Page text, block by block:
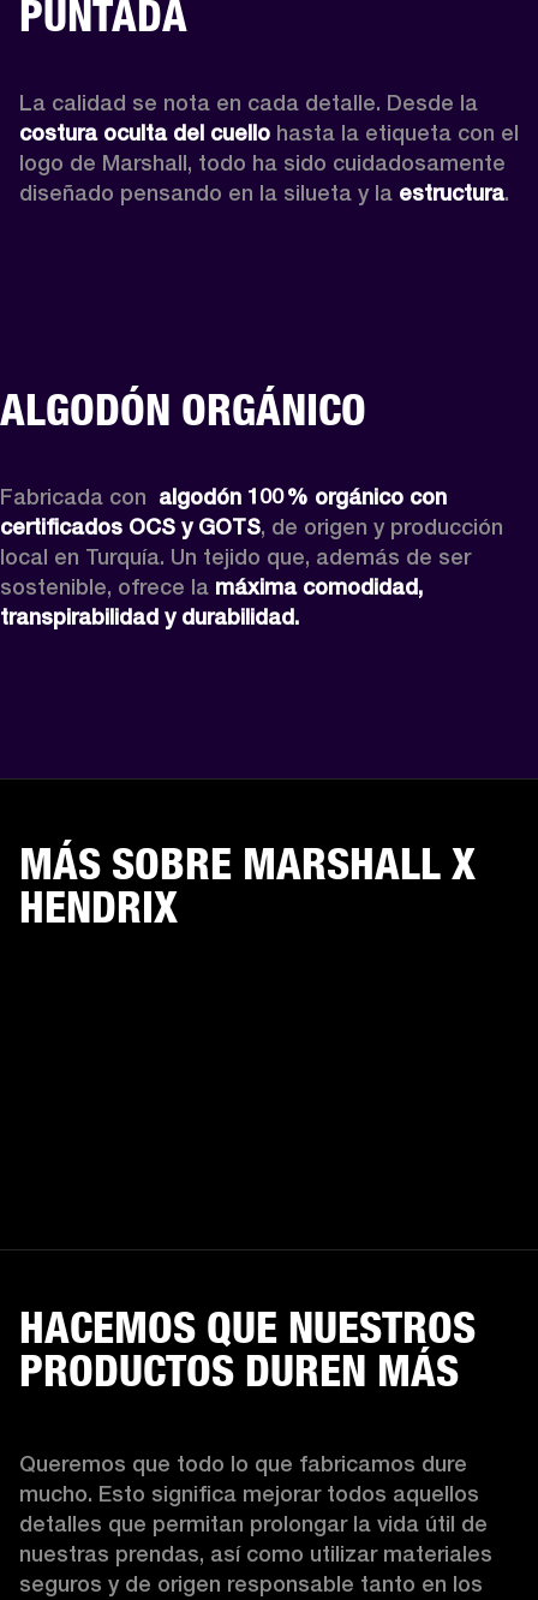
PUNTADA
costura oculta del cuello hasta la etiqueta con el
logo de Marshall, todo ha sido cuidadosamente
diseñado pensando en la silueta y la estructura.
ALGODÓN ORGÁNICO
Fabricada con algodón 100 % orgánico con
certificados OCS y GOTS, de origen y producción
local en Turquía. Un tejido que, además de ser
sostenible, ofrece la máxima comodidad,
transpirabilidad y durabilidad.
MÁS SOBRE MARSHALL X
HENDRIX
HACEMOS QUE NUESTROS
PRODUCTOS DUREN MÁS
Queremos que todo lo que fabricamos dure
mucho. Esto significa mejorar todos aquellos
detalles que permitan prolongar la vida útil de
nuestras prendas, así como utilizar materiales
seguros y de origen responsable tanto en los